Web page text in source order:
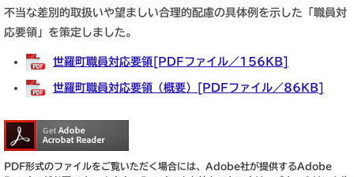
不当な差別的取扱いや望ましい合理的配慮の具体例を示した「職員対
応要領」を策定しました。
世羅町職員対応要領[PDFファイル／156KB]
世羅町職員対応要領（概要）[PDFファイル／86KB]
PDF形式のファイルをご覧いただく場合には、Adobe社が提供するAdobe